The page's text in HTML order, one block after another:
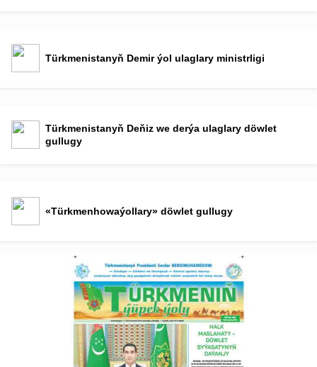
Türkmenistanyň Demir ýol ulaglary ministrligi
Türkmenistanyň Deňiz we derýa ulaglary döwlet
gullugy
«Türkmenhowaýollary» döwlet gullugy